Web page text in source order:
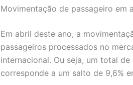
Movimentação de passageiro em
Em abril deste ano, a
passageiros processados no
internacional. Ou seja, um total
corresponde a um salto de 9,6%